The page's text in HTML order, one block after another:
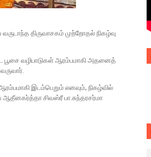
திருவாசகம் முற்றோதல் நிகழ்வு
பூசை வழிபாடுகள் ஆரம்பமாகி அதனைத்
இடம்பெறும் எனவும், நிகழ்வில்
சிவஸ்ரீ பா.சுந்தரசர்மா